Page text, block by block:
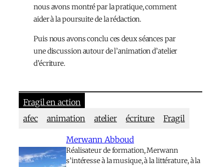
nous avons montré par la pratique, comment
aider à la poursuite de la rédaction.
Puis nous avons conclu ces deux séances par
une discussion autour de l’animation d’atelier
d’écriture.
Fragil en action
afec
animation atelier écriture Fragil
Merwann Abboud
Réalisateur de formation, Merwann
s’intéresse à la musique, à la littérature, à la